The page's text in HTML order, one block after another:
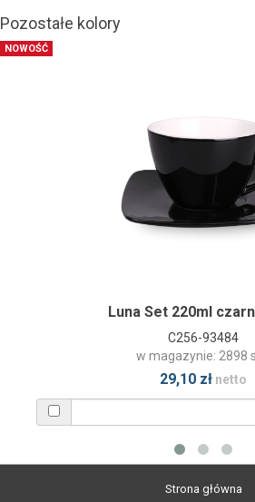
Pozostałe kolory
NOWOŚĆ
Luna Set 220ml
C256-93484
w magazynie: 2898
29,10 zł netto
Strona główna